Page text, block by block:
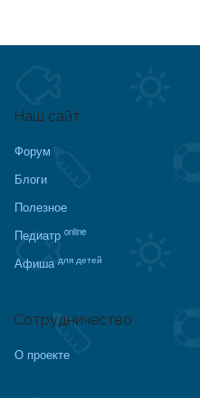
Наш сайт
Форум
Блоги
Полезное
Педиатр online
Афиша для детей
Сотрудничество
О проекте